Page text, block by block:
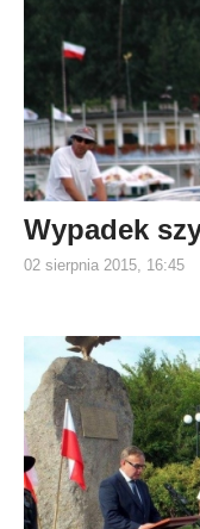
Wypadek
02 sierpnia 2015, 16:45